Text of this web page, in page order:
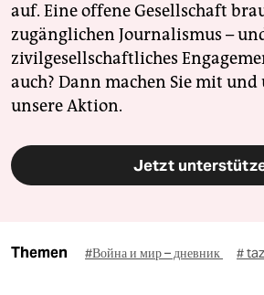
auf. Eine offene Gesellschaft
zugänglichen Journalismus –
zivilgesellschaftliches
auch? Dann machen Sie mit
unsere Aktion.
Jetzt
Themen #Война и мир – дневник #